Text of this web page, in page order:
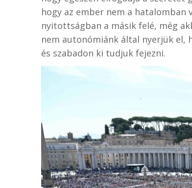
hogy az ember nem a
nyitottságban a másik felé, még
nem autonómiánk által nyerjük el,
és szabadon ki tudjuk fejezni.